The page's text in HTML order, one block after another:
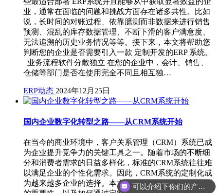
业，通常在面临的问题和挑战方面存在诸多共性。比如
说，长时间的对账过程、依靠臆测而非数据来进行销售
预测、混乱的库存数据管理、不断下滑的客户满意度、
无法追溯的历史业务情况等等。接下来，本文将帮助您
判断您的企业是否需要引入一款 定制开发的ERP 系统。
业务流程软件分散独立 在您的企业中，会计、销售、
仓储等部门是否在使用完全不同且相互独…
ERP动态 2024年12月25日
国内企业数字化转型之路——从CRM系统开始
在当今的商业环境中，客户关系管理（CRM）系统已成
为企业提升竞争力的关键工具之一。随着市场的不断细
分和消费者需求的日益多样化，标准的CRM系统往往难
以满足企业的个性化需求。因此，CRM系统的定制化成
为越来越多企业的选择。本文将深入探讨CRM系统定制
可以介绍下你们的产品么